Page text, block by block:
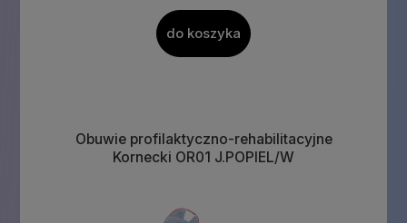
do koszyka
Obuwie profilaktyczno-rehabilitacyjne
Kornecki OR01 J.POPIEL/W